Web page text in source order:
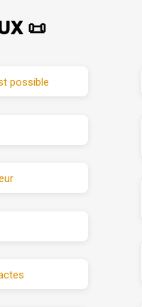
📜
possible